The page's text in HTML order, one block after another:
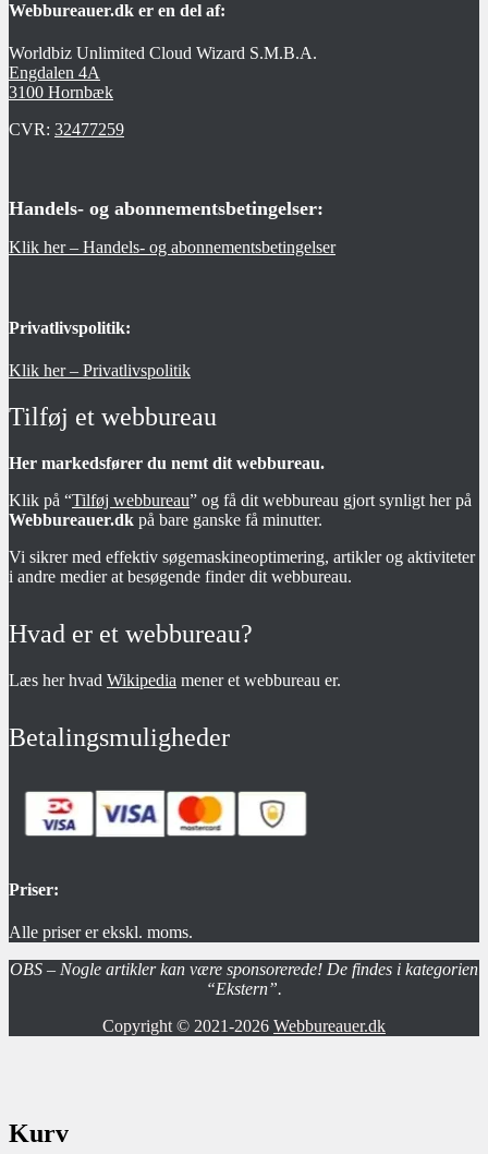
Webbureauer.dk er en del af:
Worldbiz Unlimited Cloud Wizard S.M.B.A.
Engdalen 4A
3100 Hornbæk
CVR: 32477259
Handels- og abonnementsbetingelser:
Klik her – Handels- og abonnementsbetingelser
Privatlivspolitik:
Klik her – Privatlivspolitik
Tilføj et webbureau
Her markedsfører du nemt dit webbureau.
Klik på “Tilføj webbureau” og få dit webbureau gjort synligt her på
Webbureauer.dk på bare ganske få minutter.
Vi sikrer med effektiv søgemaskineoptimering, artikler og aktiviteter
i andre medier at besøgende finder dit webbureau.
Hvad er et webbureau?
Læs her hvad Wikipedia mener et webbureau er.
Betalingsmuligheder
Priser:
Alle priser er ekskl. moms.
OBS – Nogle artikler kan være sponsorerede! De findes i kategorien
“Ekstern”.
Copyright © 2021-2026 Webbureauer.dk
Kurv